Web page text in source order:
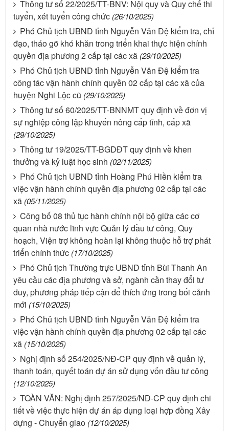
Thông tư số 22/2025/TT-BNV: Nội quy và Quy chế thi
tuyển, xét tuyển công chức (26/10/2025)
Phó Chủ tịch UBND tỉnh Nguyễn Văn Đệ kiểm tra, chỉ
đạo, tháo gỡ khó khăn trong triển khai thực hiện chính
quyền địa phương 2 cấp tại các xã (29/10/2025)
Phó Chủ tịch UBND tỉnh Nguyễn Văn Đệ kiểm tra
công tác vận hành chính quyền 02 cấp tại các xã của
huyện Nghi Lộc cũ (29/10/2025)
Thông tư số 60/2025/TT-BNNMT quy định về đơn vị
sự nghiệp công lập khuyến nông cấp tỉnh, cấp xã
(29/10/2025)
Thông tư 19/2025/TT-BGDĐT quy định về khen
thưởng và kỷ luật học sinh (02/11/2025)
Phó Chủ tịch UBND tỉnh Hoàng Phú Hiền kiểm tra
việc vận hành chính quyền địa phương 02 cấp tại các
xã (05/11/2025)
Công bố 08 thủ tục hành chính nội bộ giữa các cơ
quan nhà nước lĩnh vực Quản lý đầu tư công, Quy
hoạch, Viện trợ không hoàn lại không thuộc hỗ trợ phát
triển chính thức (17/10/2025)
Phó Chủ tịch Thường trực UBND tỉnh Bùi Thanh An
yêu cầu các địa phương và sở, ngành cần thay đổi tư
duy, phương pháp tiếp cận để thích ứng trong bối cảnh
mới (15/10/2025)
Phó Chủ tịch UBND tỉnh Nguyễn Văn Đệ kiểm tra
việc vận hành chính quyền địa phương 02 cấp tại các
xã (15/10/2025)
Nghị định số 254/2025/NĐ-CP quy định về quản lý,
thanh toán, quyết toán dự án sử dụng vốn đầu tư công
(12/10/2025)
TOÀN VĂN: Nghị định 257/2025/NĐ-CP quy định chi
tiết về việc thực hiện dự án áp dụng loại hợp đồng Xây
dựng - Chuyển giao (12/10/2025)